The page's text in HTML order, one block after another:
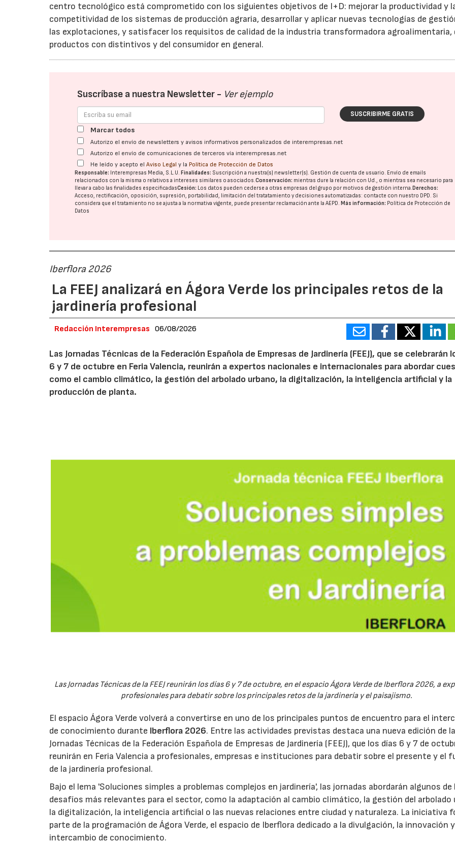
centro tecnológico está comprometido con los siguientes objetivos de I+D: mejorar la productividad y
competitividad de los sistemas de producción agraria, desarrollar y aplicar nuevas tecnologías de
las explotaciones, y satisfacer los requisitos de calidad de la industria transformadora agroalimentaria,
productos con distintivos y del consumidor en general.
Suscríbase a nuestra Newsletter - Ver ejemplo
SUSCRIBIRME GRATIS
Marcar todos
Autorizo el envío de newsletters y avisos informativos personalizados de interempresas.net
Autorizo el envío de comunicaciones de terceros vía interempresas.net
He leído y acepto elAviso Legal y la Política de Protección de Datos
Responsable: Interempresas Media, S.L.U.Finalidades: Suscripción a nuestra(s) newsletter(s). Gestión de cuenta de usuario. Envío de emails
relacionados con la misma o relativos a intereses similares o asociados.Conservación: mientras dure la relación con Ud., o mientras sea necesario para
llevar a cabo las finalidades especificadasCesión: Los datos pueden cederse a otras empresas del grupo por motivos de gestión interna.Derechos:
Acceso, rectificación, oposición, supresión, portabilidad, limitación del tratatamiento y decisiones automatizadas: contacte con nuestro DPD. Si
considera que el tratamiento no se ajusta a la normativa vigente, puede presentar reclamación ante laAEPD.Más información: Política de Protección de
Datos
Iberflora 2026
La FEEJ analizará en Ágora Verde los principales retos de la
jardinería profesional
Redacción Interempresas 06/08/2026
Las Jornadas Técnicas de la Federación Española de Empresas de Jardinería (FEEJ), que se celebrarán
6 y 7 de octubre en Feria Valencia, reunirán a expertos nacionales e internacionales para abordar
como el cambio climático, la gestión del arbolado urbano, la digitalización, la inteligencia artificial y la
producción de planta.
Las Jornadas Técnicas de la FEEJ reunirán los días 6 y 7 de octubre, en el espacio Ágora Verde de Iberflora 2026, a
profesionales para debatir sobre los principales retos de la jardinería y el paisajismo.
El espacio Ágora Verde volverá a convertirse en uno de los principales puntos de encuentro para el
de conocimiento durante Iberflora 2026. Entre las actividades previstas destaca una nueva edición de
Jornadas Técnicas de la Federación Española de Empresas de Jardinería (FEEJ), que los días 6 y 7 de
reunirán en Feria Valencia a profesionales, empresas e instituciones para debatir sobre el presente y el
de la jardinería profesional.
Bajo el lema 'Soluciones simples a problemas complejos en jardinería', las jornadas abordarán algunos de
desafíos más relevantes para el sector, como la adaptación al cambio climático, la gestión del arbolado
la digitalización, la inteligencia artificial o las nuevas relaciones entre ciudad y naturaleza. La iniciativa
parte de la programación de Ágora Verde, el espacio de Iberflora dedicado a la divulgación, la innovación
intercambio de conocimiento.